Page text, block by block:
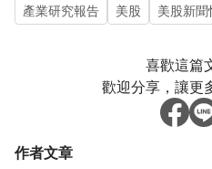
產業研究報告 美股 美股新聞
喜歡這篇
歡迎分享，讓更
作者文章